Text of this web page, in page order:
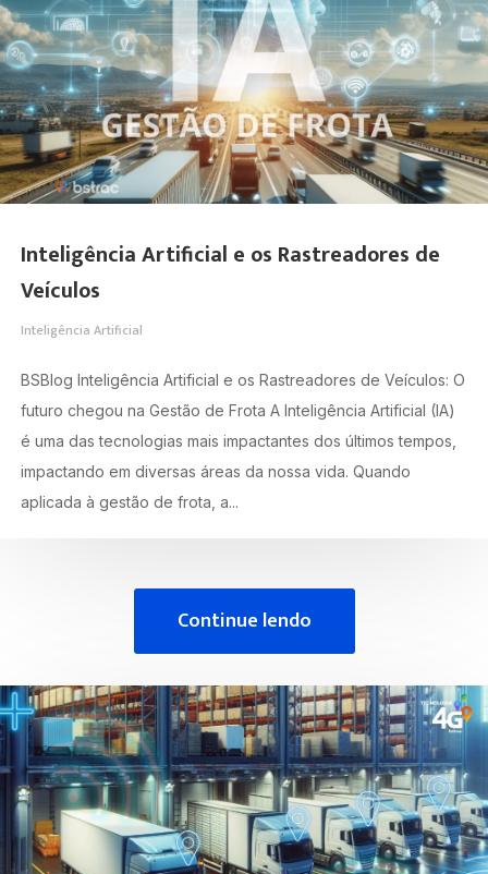
Inteligência Artificial e os Rastreadores de
Veículos
Inteligência Artificial
BSBlog Inteligência Artificial e os Rastreadores de Veículos: O
futuro chegou na Gestão de Frota A Inteligência Artificial (IA)
é uma das tecnologias mais impactantes dos últimos tempos,
impactando em diversas áreas da nossa vida. Quando
aplicada à gestão de frota, a...
Continue lendo